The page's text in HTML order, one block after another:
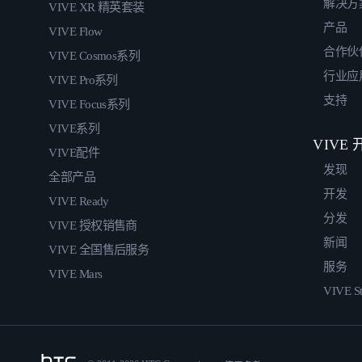
VIVE XR 精英套装
VIVE Flow
VIVE Cosmos系列
VIVE Pro系列
VIVE Focus系列
VIVE系列
VIVE配件
全部产品
VIVE Ready
VIVE 授权销售商
VIVE 全国售后服务
VIVE Mars
解决方
产品
合作伙
行业应
支持
VIVE
发现
开发
分发
新闻
服务
VIVE